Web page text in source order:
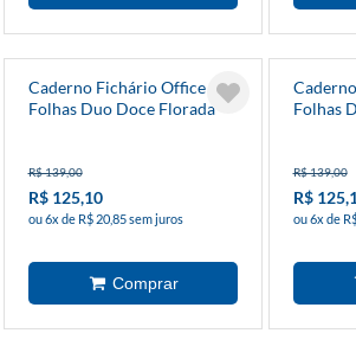
Caderno Fichário Office 80
Folhas Duo Doce Florada
R$ 139,00
R$ 125,10
ou 6x de R$ 20,85 sem juros
Folhas
R$ 139,00
R$
ou 6x de